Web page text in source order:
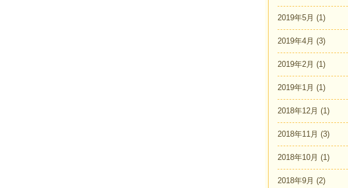
2019年5月 (1)
2019年4月 (3)
2019年2月 (1)
2019年1月 (1)
2018年12月 (1)
2018年11月 (3)
2018年10月 (1)
2018年9月 (2)